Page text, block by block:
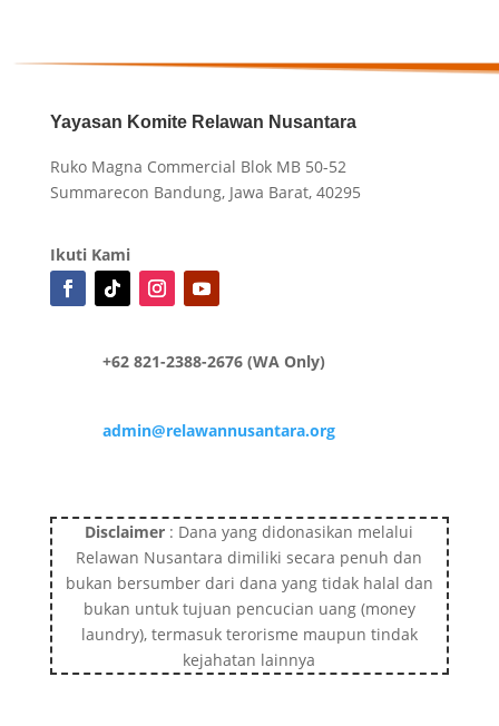
Yayasan Komite Relawan Nusantara
Ruko Magna Commercial Blok MB 50-52
Summarecon Bandung, Jawa Barat, 40295
Ikuti Kami
+62 821-2388-2676 (WA Only)
admin@relawannusantara.org
Disclaimer : Dana yang didonasikan melalui
Relawan Nusantara dimiliki secara penuh dan
bukan bersumber dari dana yang tidak halal dan
bukan untuk tujuan pencucian uang (money
laundry), termasuk terorisme maupun tindak
kejahatan lainnya